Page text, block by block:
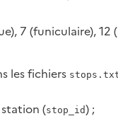
7 (funiculaire),
les fichiers
(stop_id) ;